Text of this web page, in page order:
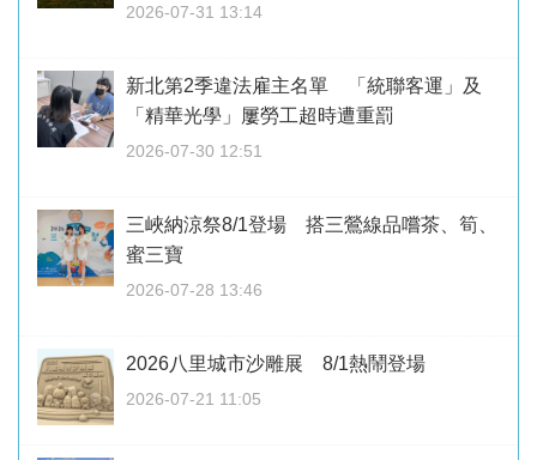
2026-07-31 13:14
新北第2季違法雇主名單 「統聯客運」及
「精華光學」屢勞工超時遭重罰
2026-07-30 12:51
三峽納涼祭8/1登場 搭三鶯線品嚐茶、筍、
蜜三寶
2026-07-28 13:46
2026八里城市沙雕展 8/1熱鬧登場
2026-07-21 11:05